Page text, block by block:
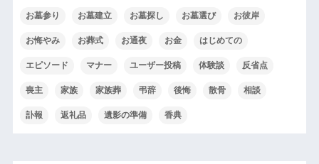
お墓参り お墓建立 お墓探し お墓選び お彼岸
お悔やみ お葬式 お通夜 お金 はじめての
エピソード マナー ユーザー投稿 体験談 反省点
喪主 家族 家族葬 弔辞 後悔 散骨 相談
訃報 返礼品 遺影の準備 香典